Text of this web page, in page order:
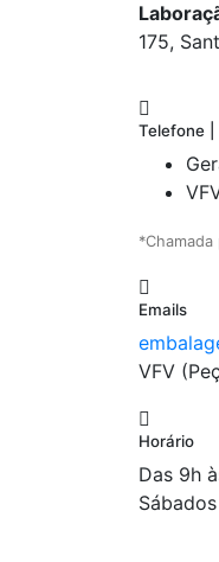
175,
Telefone |
*Chamada
Emails
VFV
Horário
Das 9h